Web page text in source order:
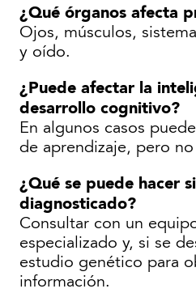
¿Qué órganos afecta
Ojos, músculos,
y oído.
¿Puede afectar la
desarrollo cognitivo?
En algunos casos
de aprendizaje, pero
¿Qué se puede hacer
diagnosticado?
Consultar con un
especializado y, si se
estudio genético para
información.